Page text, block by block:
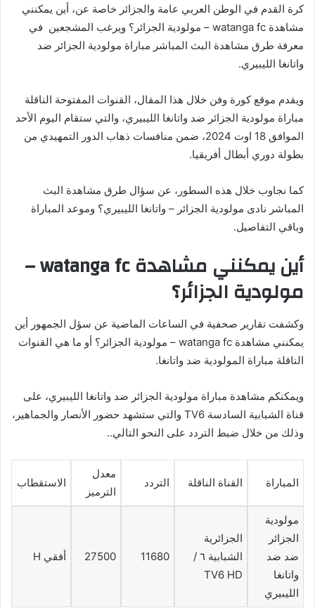
كرة القدم في الوطن العربي عامة والجزائر خاصة عن، أين يمكنني
مشاهدة ‎watanga fc – مولودية الجزائر؟ ويرغب المشجعين في
معرفة طرق مشاهدة البث المباشر مباراة مولودية الجزائر ضد
واتانغا الليبيري.
ويقدم موقع كورة وفن خلال هذا المقال، القنوات المفتوحة الناقلة
مباراة مولودية الجزائر ضد واتانغا الليبيري، والتي ستقام اليوم الأحد
الموافق 18 اوت 2024، ضمن منافسات ذهاب الدور التمهيدي من
بطولة دوري أبطال أفريقيا.
كما نجاوب خلال هذه السطور، عن سؤال طرق مشاهدة البث
المباشر ‎نادى مولودية الجزائر – واتانغا الليبيري؟ وموعد المباراة
وباقي التفاصيل.
أين يمكنني مشاهدة ‎watanga fc –
مولودية الجزائر؟
وكشفت تقارير صحفية في الساعات الماضية عن سؤل الجمهور أين
يمكنني مشاهدة ‎watanga fc – مولودية الجزائر؟ أو ما هي القنوات
الناقلة مباراة المولودية ضد واتانغا.
ويمكنكم مشاهدة مباراة مولودية الجزائر ضد واتانغا الليبيري، على
قناة الشبابية السادسة TV6 والتي ستشهد حضور الأنصار والجماهير،
وذلك من خلال ضبط التردد على النحو التالي..
المباراة القناة الناقلة التردد
معدل
الترميز
الاستقطاب
مولودية
الجزائر
ضد ضد
واتانغا
الليبيري
الجزائرية
الشبابية ٦ /
TV6 HD
11680
27500 أفقي H